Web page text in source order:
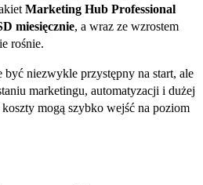
Marketing Hub Professional
miesięcznie, a wraz ze wzrostem
rośnie.
być niezwykle przystępny na start, ale
marketingu, automatyzacji i dużej
mogą szybko wejść na poziom